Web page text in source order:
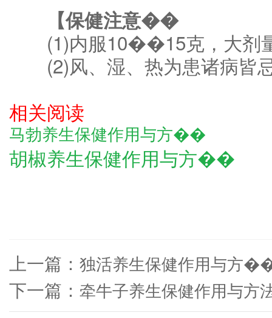
【保健注意��
(1)内服10��15克，大
(2)风、湿、热为患诸病皆
相关阅读
马勃养生保健作用与方��
胡椒养生保健作用与方��
上一篇： 独活养生保健作用与方
下一篇： 牵牛子养生保健作用与方